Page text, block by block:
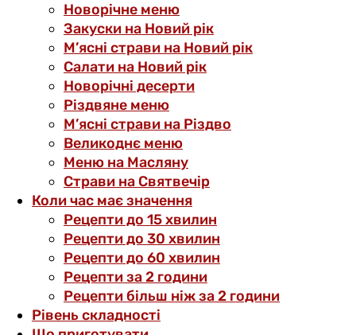
Новорічне меню
Закуски на Новий рік
М’ясні страви на Новий рік
Салати на Новий рік
Новорічні десерти
Різдвяне меню
М’ясні страви на Різдво
Великоднє меню
Меню на Масляну
Страви на Святвечір
Коли час має значення
Рецепти до 15 хвилин
Рецепти до 30 хвилин
Рецепти до 60 хвилин
Рецепти за 2 години
Рецепти більш ніж за 2 години
Рівень складності